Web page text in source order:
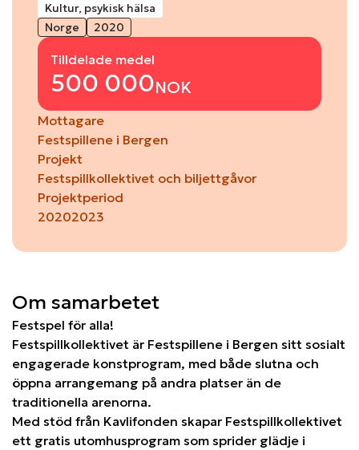
Kultur, psykisk hälsa
Norge
2020
Tilldelade medel
500 000NOK
Mottagare
Festspillene i Bergen
Projekt
Festspillkollektivet och biljettgåvor
Projektperiod
20202023
Om samarbetet
Festspel för alla!
Festspillkollektivet är Festspillene i Bergen sitt sosialt
engagerade konstprogram, med både slutna och
öppna arrangemang på andra platser än de
traditionella arenorna.
Med stöd från Kavlifonden skapar Festspillkollektivet
ett gratis utomhusprogram som sprider glädje i